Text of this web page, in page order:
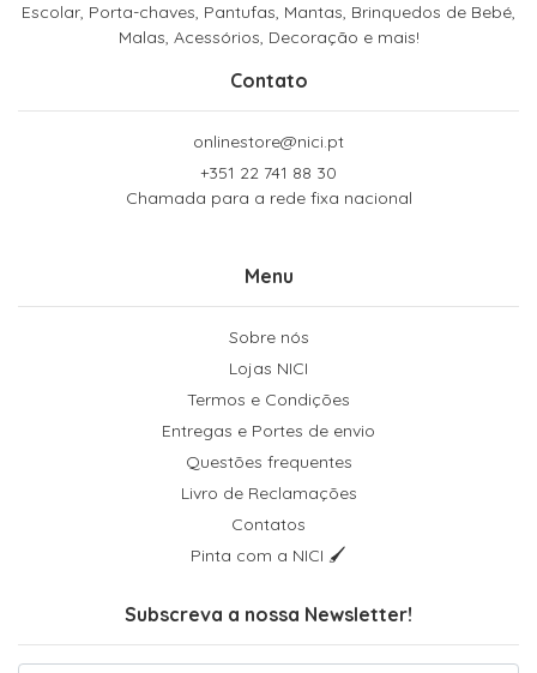
Escolar, Porta-chaves, Pantufas, Mantas, Brinquedos de Bebé,
Malas, Acessórios, Decoração e mais!
Contato
onlinestore@nici.pt
+351 22 741 88 30
Chamada para a rede fixa nacional
Menu
Sobre nós
Lojas NICI
Termos e Condições
Entregas e Portes de envio
Questões frequentes
Livro de Reclamações
Contatos
Pinta com a NICI 🖌
Subscreva a nossa Newsletter!